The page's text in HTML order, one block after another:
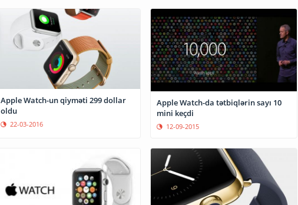
Apple Watch-un qiyməti 299 dollar
oldu
22-03-2016
Apple Watch-da tətbiqlərin sayı 10
mini keçdi
12-09-2015